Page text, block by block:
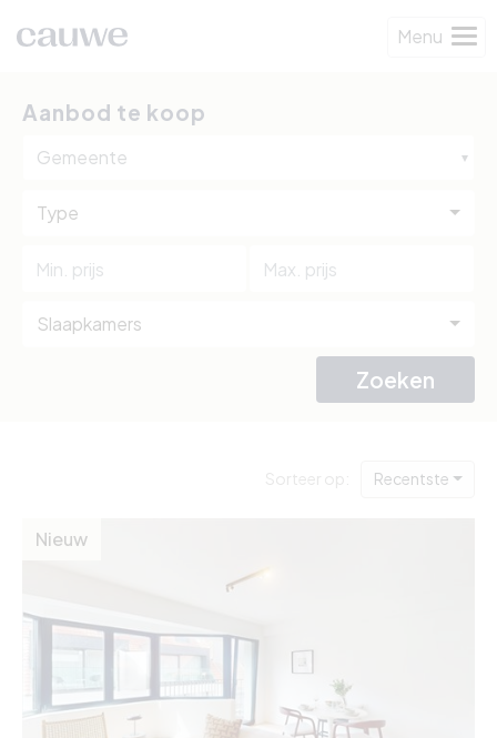
Menu
Aanbod te koop
Gemeente
Type
Slaapkamers
Zoeken
Sorteer op: Recentste
Nieuw